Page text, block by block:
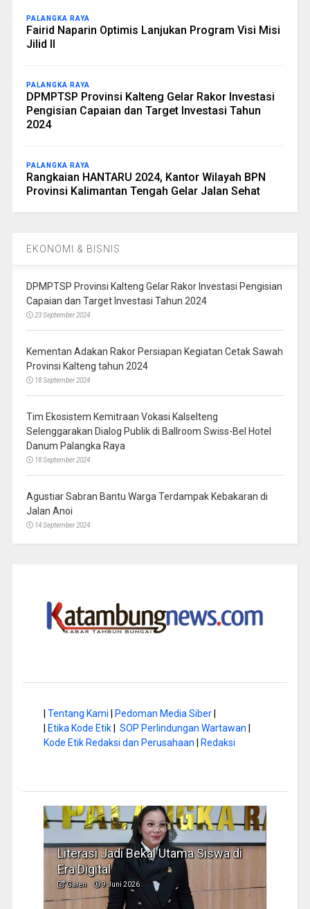
PALANGKA RAYA
Fairid Naparin Optimis Lanjukan Program Visi Misi
Jilid II
PALANGKA RAYA
DPMPTSP Provinsi Kalteng Gelar Rakor Investasi
Pengisian Capaian dan Target Investasi Tahun
2024
PALANGKA RAYA
Rangkaian HANTARU 2024, Kantor Wilayah BPN
Provinsi Kalimantan Tengah Gelar Jalan Sehat
EKONOMI & BISNIS
DPMPTSP Provinsi Kalteng Gelar Rakor Investasi Pengisian
Capaian dan Target Investasi Tahun 2024
23 September 2024
Kementan Adakan Rakor Persiapan Kegiatan Cetak Sawah
Provinsi Kalteng tahun 2024
18 September 2024
Tim Ekosistem Kemitraan Vokasi Kalselteng
Selenggarakan Dialog Publik di Ballroom Swiss-Bel Hotel
Danum Palangka Raya
18 September 2024
Agustiar Sabran Bantu Warga Terdampak Kebakaran di
Jalan Anoi
14 September 2024
| Tentang Kami | Pedoman Media Siber|
| Etika Kode Etik| SOP Perlindungan Wartawan |
Kode Etik Redaksi dan Perusahaan | Redaksi
Literasi Jadi Bekal Utama Siswa di
Era Digital
Garen 9 Juni 2026